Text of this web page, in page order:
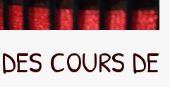
COURS DE